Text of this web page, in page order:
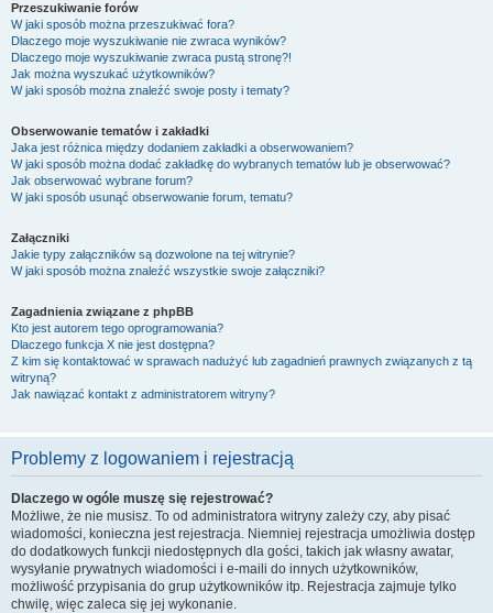
Przeszukiwanie forów
W jaki sposób można przeszukiwać fora?
Dlaczego moje wyszukiwanie nie zwraca wyników?
Dlaczego moje wyszukiwanie zwraca pustą stronę?!
Jak można wyszukać użytkowników?
W jaki sposób można znaleźć swoje posty i tematy?
Obserwowanie tematów i zakładki
Jaka jest różnica między dodaniem zakładki a obserwowaniem?
W jaki sposób można dodać zakładkę do wybranych tematów lub je obserwować?
Jak obserwować wybrane forum?
W jaki sposób usunąć obserwowanie forum, tematu?
Załączniki
Jakie typy załączników są dozwolone na tej witrynie?
W jaki sposób można znaleźć wszystkie swoje załączniki?
Zagadnienia związane z phpBB
Kto jest autorem tego oprogramowania?
Dlaczego funkcja X nie jest dostępna?
Z kim się kontaktować w sprawach nadużyć lub zagadnień prawnych związanych z tą
witryną?
Jak nawiązać kontakt z administratorem witryny?
Problemy z logowaniem i rejestracją
Dlaczego w ogóle muszę się rejestrować?
Możliwe, że nie musisz. To od administratora witryny zależy czy, aby pisać
wiadomości, konieczna jest rejestracja. Niemniej rejestracja umożliwia dostęp
do dodatkowych funkcji niedostępnych dla gości, takich jak własny awatar,
wysyłanie prywatnych wiadomości i e-maili do innych użytkowników,
możliwość przypisania do grup użytkowników itp. Rejestracja zajmuje tylko
chwilę, więc zaleca się jej wykonanie.